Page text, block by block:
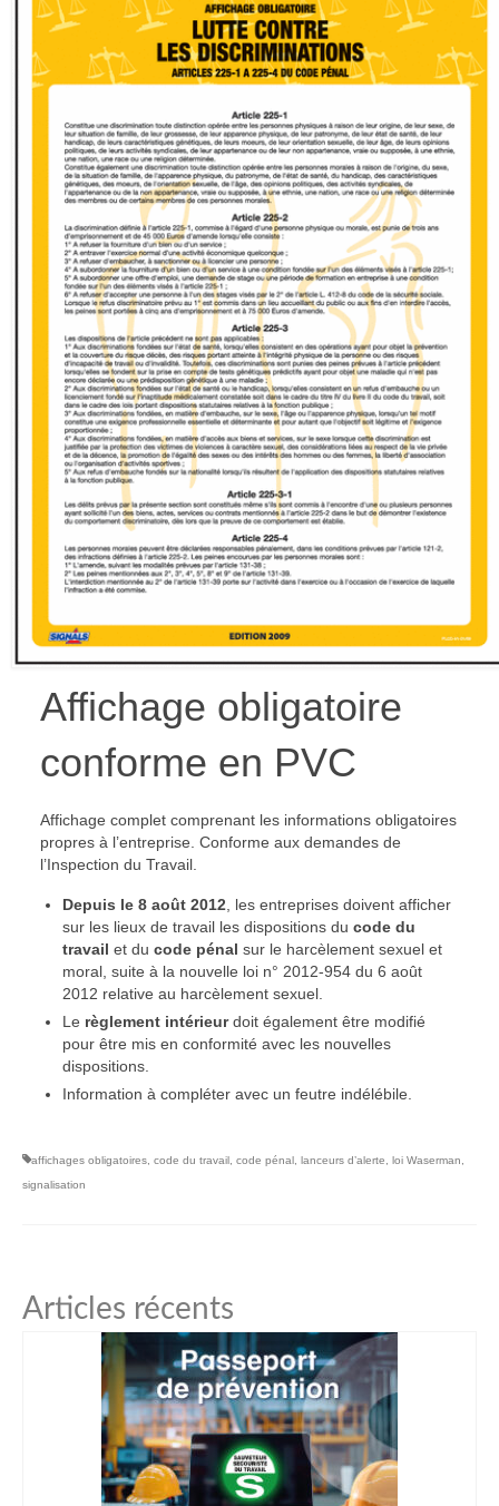
Affichage obligatoire
conforme en PVC
Affichage complet comprenant les informations obligatoires
propres à l’entreprise. Conforme aux demandes de
l’Inspection du Travail.
Depuis le 8 août 2012, les entreprises doivent afficher
sur les lieux de travail les dispositions du code du
travail et du code pénal sur le harcèlement sexuel et
moral, suite à la nouvelle loi n° 2012-954 du 6 août
2012 relative au harcèlement sexuel.
Le règlement intérieurdoit également être modifié
pour être mis en conformité avec les nouvelles
dispositions.
Information à compléter avec un feutre indélébile.
affichages obligatoires code du travail code pénal lanceurs d’alerte loi Waserman
signalisation
Articles récents